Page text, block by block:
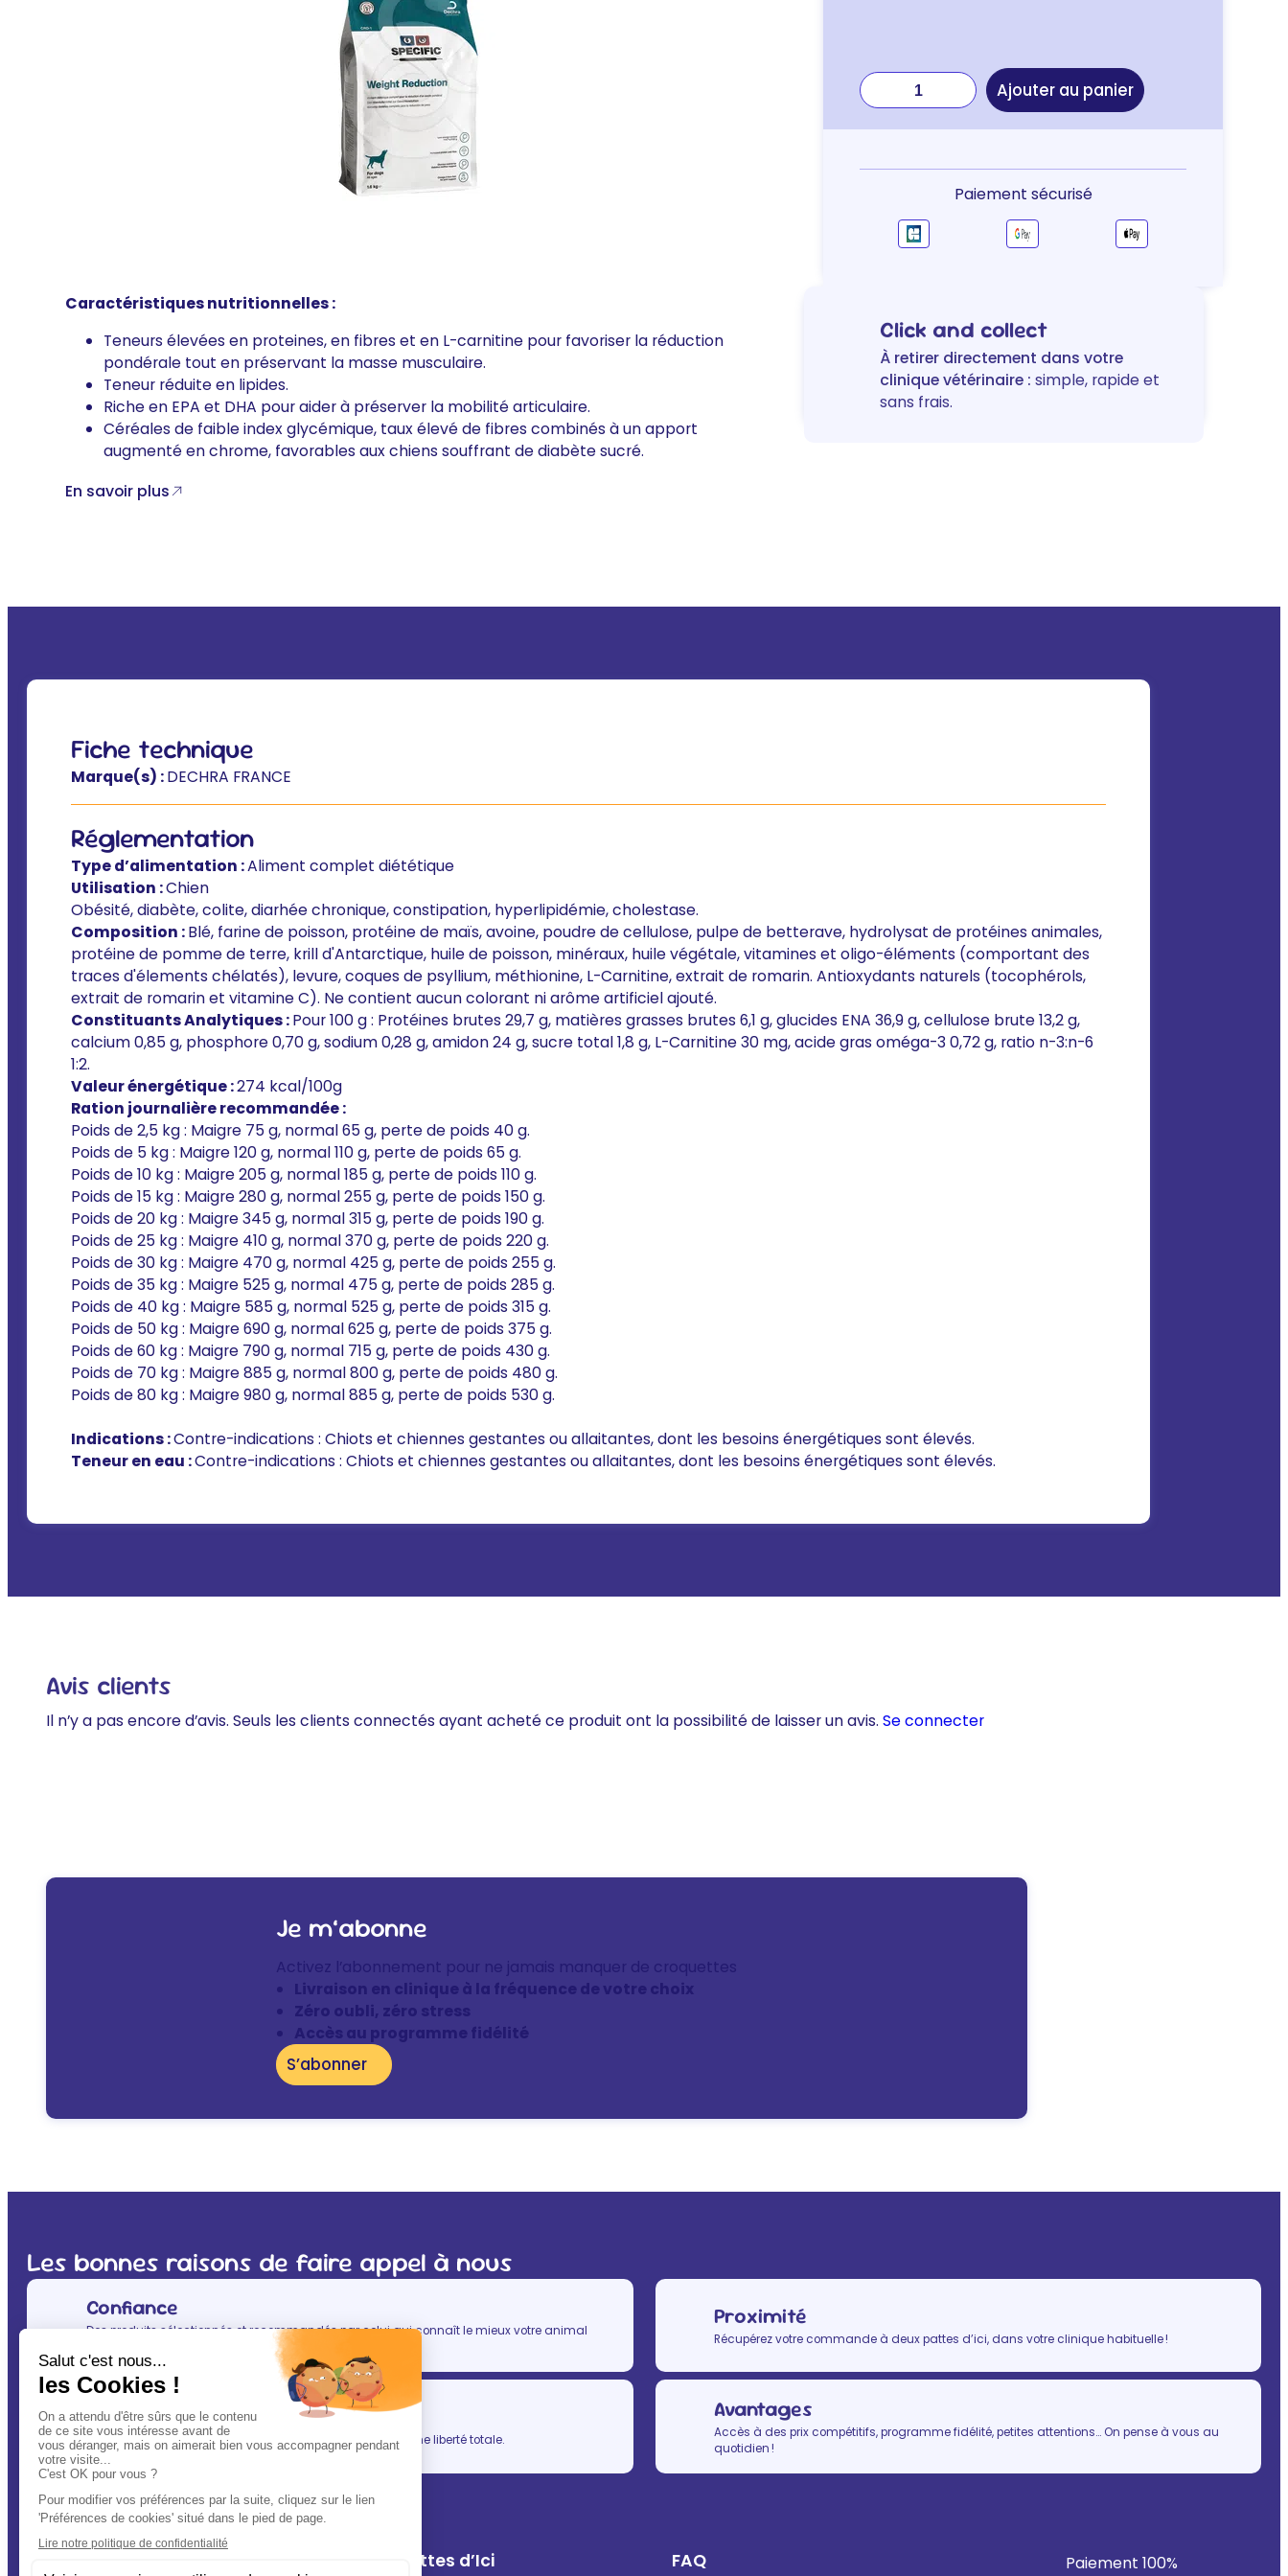
Caractéristiques nutritionnelles :
Teneurs élevées en proteines, en fibres et en L-carnitine pour favoriser la réduction
pondérale tout en préservant la masse musculaire.
Teneur réduite en lipides.
Riche en EPA et DHA pour aider à préserver la mobilité articulaire.
Céréales de faible index glycémique, taux élevé de fibres combinés à un apport
augmenté en chrome, favorables aux chiens souffrant de diabète sucré.
En savoir plus
quantité
de
Specific
1
Reduction
Ajouter au panier
Paiement sécurisé
Click and collect
À retirer directement dans votre
clinique vétérinaire : simple, rapide et
sans frais.
Fiche technique
Marque(s) :DECHRA FRANCE
Réglementation
Type d’alimentation :Aliment complet diététique
Utilisation :Chien
Obésité, diabète, colite, diarhée chronique, constipation, hyperlipidémie, cholestase.
Composition :Blé, farine de poisson, protéine de maïs, avoine, poudre de cellulose, pulpe de betterave, hydrolysat de protéines animales,
protéine de pomme de terre, krill d'Antarctique, huile de poisson, minéraux, huile végétale, vitamines et oligo-éléments (comportant des
traces d'élements chélatés), levure, coques de psyllium, méthionine, L-Carnitine, extrait de romarin. Antioxydants naturels (tocophérols,
extrait de romarin et vitamine C). Ne contient aucun colorant ni arôme artificiel ajouté.
Constituants Analytiques :Pour 100 g : Protéines brutes 29,7 g, matières grasses brutes 6,1 g, glucides ENA 36,9 g, cellulose brute 13,2 g,
calcium 0,85 g, phosphore 0,70 g, sodium 0,28 g, amidon 24 g, sucre total 1,8 g, L-Carnitine 30 mg, acide gras oméga-3 0,72 g, ratio n-3:n-6
1:2.
Valeur énergétique :274 kcal/100g
Ration journalière recommandée :
Poids de 2,5 kg : Maigre 75 g, normal 65 g, perte de poids 40 g.
Poids de 5 kg : Maigre 120 g, normal 110 g, perte de poids 65 g.
Poids de 10 kg : Maigre 205 g, normal 185 g, perte de poids 110 g.
Poids de 15 kg : Maigre 280 g, normal 255 g, perte de poids 150 g.
Poids de 20 kg : Maigre 345 g, normal 315 g, perte de poids 190 g.
Poids de 25 kg : Maigre 410 g, normal 370 g, perte de poids 220 g.
Poids de 30 kg : Maigre 470 g, normal 425 g, perte de poids 255 g.
Poids de 35 kg : Maigre 525 g, normal 475 g, perte de poids 285 g.
Poids de 40 kg : Maigre 585 g, normal 525 g, perte de poids 315 g.
Poids de 50 kg : Maigre 690 g, normal 625 g, perte de poids 375 g.
Poids de 60 kg : Maigre 790 g, normal 715 g, perte de poids 430 g.
Poids de 70 kg : Maigre 885 g, normal 800 g, perte de poids 480 g.
Poids de 80 kg : Maigre 980 g, normal 885 g, perte de poids 530 g.
Indications :Contre-indications : Chiots et chiennes gestantes ou allaitantes, dont les besoins énergétiques sont élevés.
Teneur en eau :Contre-indications : Chiots et chiennes gestantes ou allaitantes, dont les besoins énergétiques sont élevés.
Avis clients
Il n’y a pas encore d’avis. Seuls les clients connectés ayant acheté ce produit ont la possibilité de laisser un avis. Se connecter
Je m’abonne
Activez l’abonnement pour ne jamais manquer de croquettes
Livraison en clinique à la fréquence de votre choix
Zéro oubli, zéro stress
Accès au programme fidélité
S’abonner
Les bonnes raisons de faire appel à nous
Confiance
Des produits sélectionnés et recommandés par celui qui connaît le mieux votre animal
(après vous évidemment ! ) : votre vétérinaire.
Proximité
Récupérez votre commande à deux pattes d’ici, dans votre clinique habituelle !
Simplicité
En un clic, vous allégez votre quotidien, tout en gardant une liberté totale.
Avantages
Accès à des prix compétitifs, programme fidélité, petites attentions… On pense à vous au
quotidien !
A Deux Pattes d’Ici FAQ
Paiement 100%